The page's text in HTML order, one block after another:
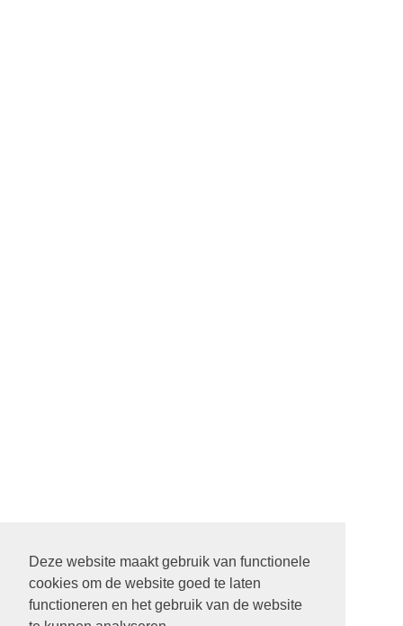
Deze website maakt gebruik van functionele
cookies om de website goed te laten
functioneren en het gebruik van de website